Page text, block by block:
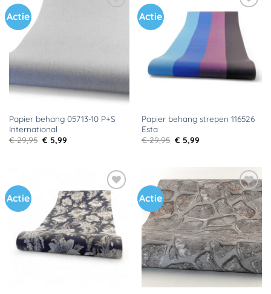
Actie
Papier behang 05713-10 P+S
International
€29,95 Oorspronkelijke
prijs
€ 5,99Huidige
Actie
Toevoegen
aan
verlanglijst
Papier behang strepen 116526
Esta
€29,95 Oorspronkelijke
prijs
€ 5,99Huidige
Actie
Toevoegen
aan
verlanglijst
Actie
Toevoegen
aan
verlanglijst